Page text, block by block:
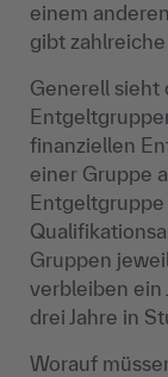
einem
gibt
Generell sieht
finanziellen
einer Gruppe
Entgeltgruppe
Gruppen
verbleiben ein
drei Jahre in
Worauf